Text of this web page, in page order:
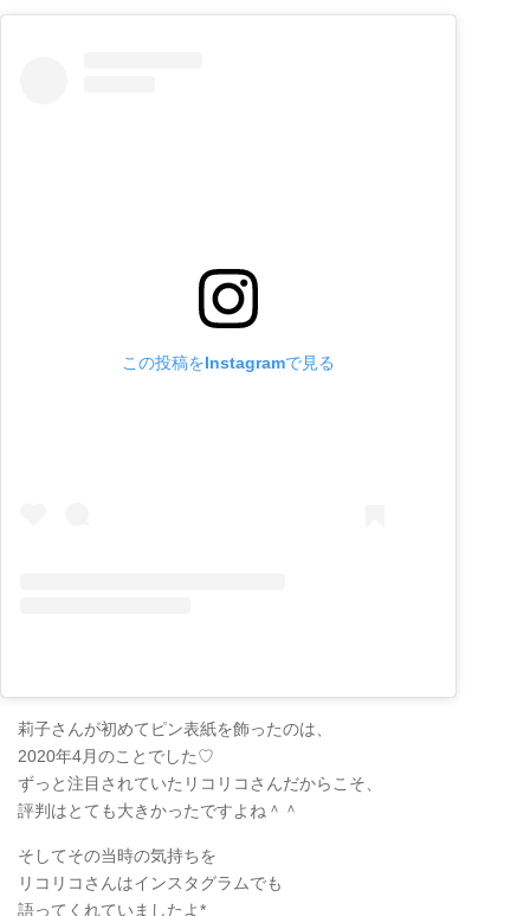
この投稿をInstagramで見る
莉子さんが初めてピン表紙を飾ったのは、
2020年4月のことでした♡
ずっと注目されていたリコリコさんだからこそ、
評判はとても大きかったですよね＾＾
そしてその当時の気持ちを
リコリコさんはインスタグラムでも
語ってくれていましたよ*